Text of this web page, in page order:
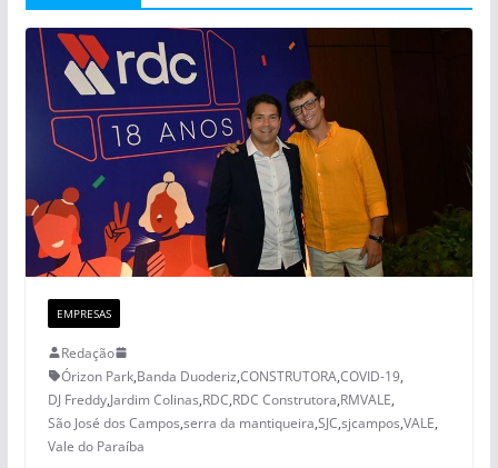
EMPRESAS
Redação
Órizon Park,Banda Duoderiz,CONSTRUTORA,COVID-19,
DJ Freddy,Jardim Colinas,RDC,RDC Construtora,RMVALE,
São José dos Campos,serra da mantiqueira,SJC,sjcampos,VALE,
Vale do Paraíba